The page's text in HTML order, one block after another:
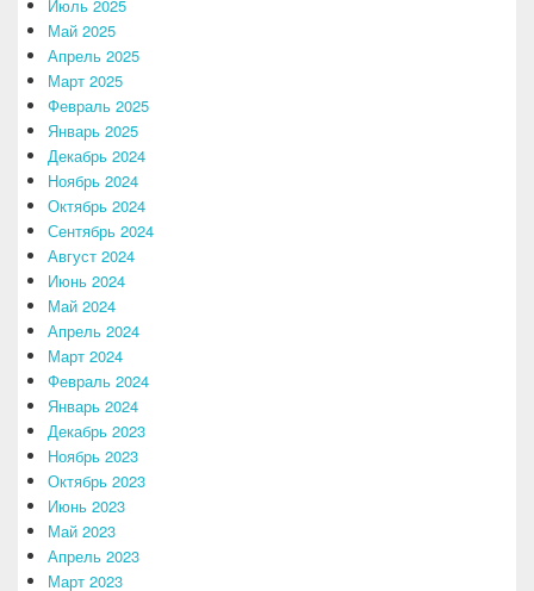
Июль 2025
Май 2025
Апрель 2025
Март 2025
Февраль 2025
Январь 2025
Декабрь 2024
Ноябрь 2024
Октябрь 2024
Сентябрь 2024
Август 2024
Июнь 2024
Май 2024
Апрель 2024
Март 2024
Февраль 2024
Январь 2024
Декабрь 2023
Ноябрь 2023
Октябрь 2023
Июнь 2023
Май 2023
Апрель 2023
Март 2023